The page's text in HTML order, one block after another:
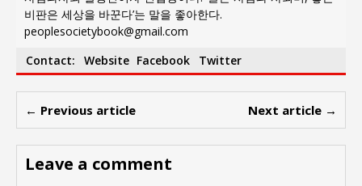
비판은 세상을 바꾼다’는 말을 좋아한다.
peoplesocietybook@gmail.com
Contact:
Website Facebook Twitter
← Previous article Next article →
Leave a comment